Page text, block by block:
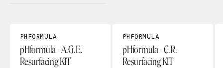
PHFORMULA
pHformula - A.G.E.
Resurfacing KIT
PHFORMULA
pHformula - C.R.
Resurfacing KIT